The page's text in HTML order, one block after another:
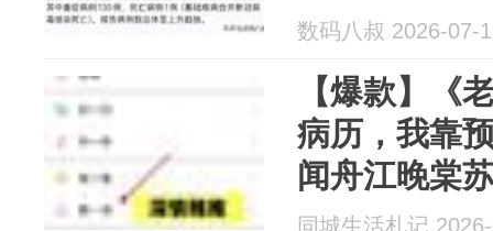
数码八叔 2026-07-
【爆款】《
病历，我靠
闻舟江晚棠
同城生活札记